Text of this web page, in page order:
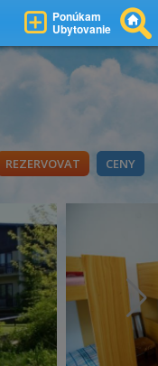
Ponúkam
Ubytovanie
REZERVOVAT CENY